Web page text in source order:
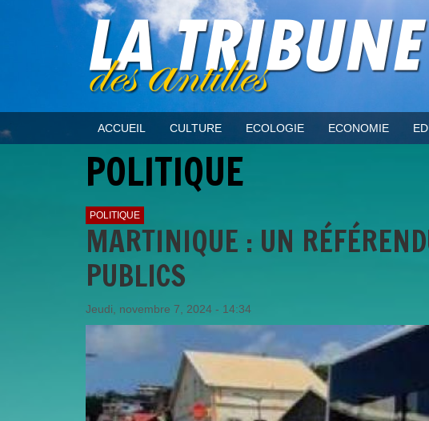
ACCUEIL CULTURE ECOLOGIE ECONOMIE
POLITIQUE
POLITIQUE
MARTINIQUE : UN
PUBLICS
Jeudi, novembre 7, 2024 - 14:34